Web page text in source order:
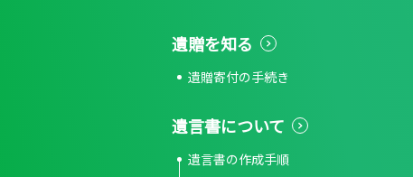
遺贈を知る
遺贈寄付の手続き
遺言書について
遺言書の作成手順